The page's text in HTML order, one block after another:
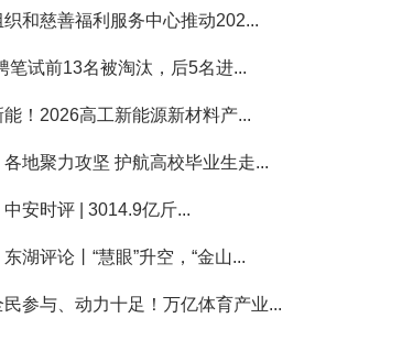
织和慈善福利服务中心推动202...
笔试前13名被淘汰，后5名进...
！2026高工新能源新材料产...
各地聚力攻坚 护航高校毕业生走...
中安时评 | 3014.9亿斤...
东湖评论丨“慧眼”升空，“金山...
参与、动力十足！万亿体育产业...